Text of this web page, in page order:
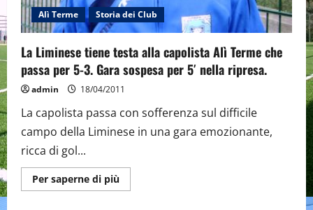
Alì Terme Storia dei Club
La Liminese tiene testa alla capolista Alì Terme che
passa per 5-3. Gara sospesa per 5′ nella ripresa.
admin 18/04/2011
La capolista passa con sofferenza sul difficile
campo della Liminese in una gara emozionante,
ricca di gol...
Per saperne di piùMaggiori
informazioni